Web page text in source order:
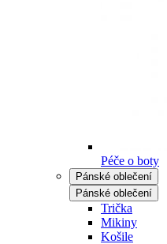
Péče o boty
Pánské oblečení
Pánské oblečení
Trička
Mikiny
Košile